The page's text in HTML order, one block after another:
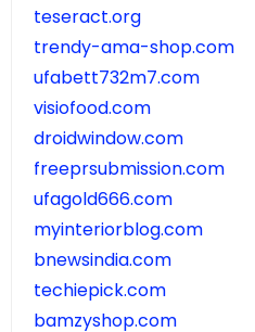
teseract.org
trendy-ama-shop.com
ufabett732m7.com
visiofood.com
droidwindow.com
freeprsubmission.com
ufagold666.com
myinteriorblog.com
bnewsindia.com
techiepick.com
bamzyshop.com